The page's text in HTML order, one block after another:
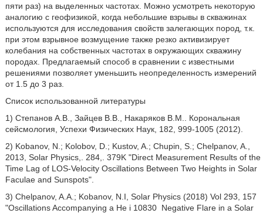
пяти раз) на выделенных частотах. Можно усмотреть некоторую
аналогию с геофизикой, когда небольшие взрывы в скважинах
используются для исследования свойств залегающих пород, т.к.
при этом взрывное возмущение также резко активизирует
колебания на собственных частотах в окружающих скважину
породах. Предлагаемый способ в сравнении с известными
решениями позволяет уменьшить неопределенность измерений
от 1.5 до 3 раз.
Список использованной литературы
1) Степанов А.В., Зайцев В.В., Накаряков В.М.. Корональная
сейсмология, Успехи Физических Наук, 182, 999-1005 (2012).
2) Kobanov, N.; Kolobov, D.; Kustov, A.; Chupin, S.; Chelpanov, A.,
2013, Solar Physics,. 284,. 379K "Direct Measurement Results of the
Time Lag of LOS-Velocity Oscillations Between Two Heights in Solar
Faculae and Sunspots".
3) Chelpanov, A.A.; Kobanov, N.I, Solar Physics (2018) Vol 293, 157
"Oscillations Accompanying a He i 10830 Negative Flare in a Solar